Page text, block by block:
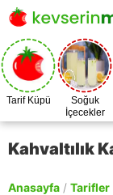
Tarif Küpü
Soğuk
İçecekler
Kahvaltılık
Anasayfa / Tarifler